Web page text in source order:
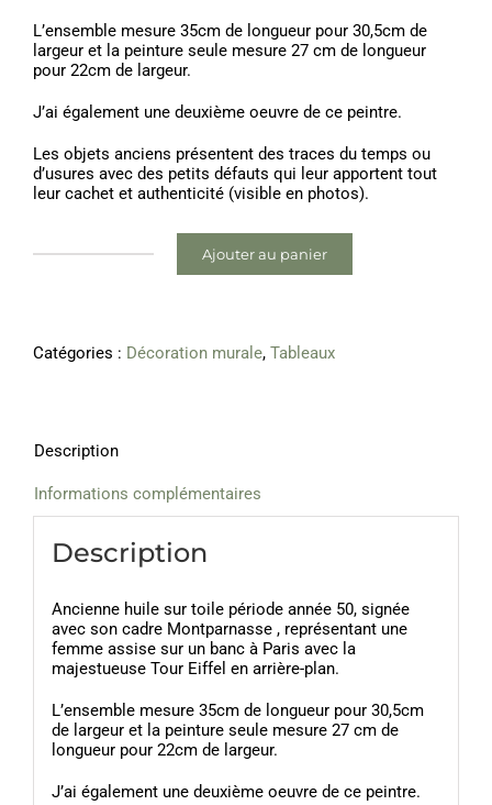
L’ensemble mesure 35cm de longueur pour 30,5cm de
largeur et la peinture seule mesure 27 cm de longueur
pour 22cm de largeur.
J’ai également une deuxième oeuvre de ce peintre.
Les objets anciens présentent des traces du temps ou
d’usures avec des petits défauts qui leur apportent tout
leur cachet et authenticité (visible en photos).
quantité
Ajouter au panier
Catégories : Décoration murale, Tableaux
Description
Informations complémentaires
Description
Ancienne huile sur toile période année 50, signée
avec son cadre Montparnasse , représentant une
femme assise sur un banc à Paris avec la
majestueuse Tour Eiffel en arrière-plan.
L’ensemble mesure 35cm de longueur pour 30,5cm
de largeur et la peinture seule mesure 27 cm de
longueur pour 22cm de largeur.
J’ai également une deuxième oeuvre de ce peintre.